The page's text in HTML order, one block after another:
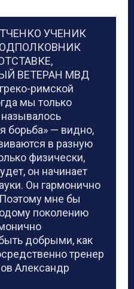
УЧЕНИК
ВЕТЕРАН МВД
римской
мы только
называлось
борьба» — видно,
в разную
физически,
он начинает
Он гармонично
мне бы
поколению
добрыми, как
тренер
Александр